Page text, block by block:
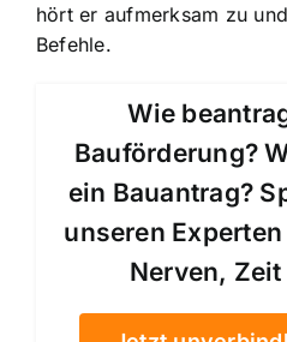
hört er aufmerksam zu
Befehle.
Wie
Bauförderung?
ein Bauantrag?
unseren
Nerven,